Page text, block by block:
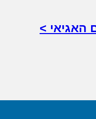
האגיאי >